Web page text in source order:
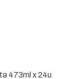
473ml x 24u